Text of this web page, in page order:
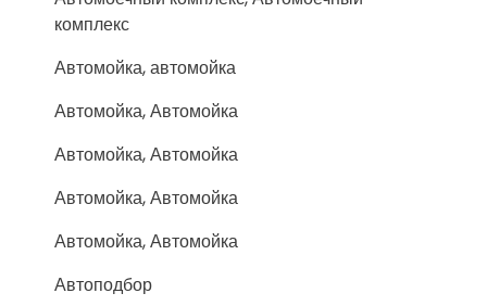
комплекс
Автомойка, автомойка
Автомойка, Автомойка
Автомойка, Автомойка
Автомойка, Автомойка
Автомойка, Автомойка
Автоподбор